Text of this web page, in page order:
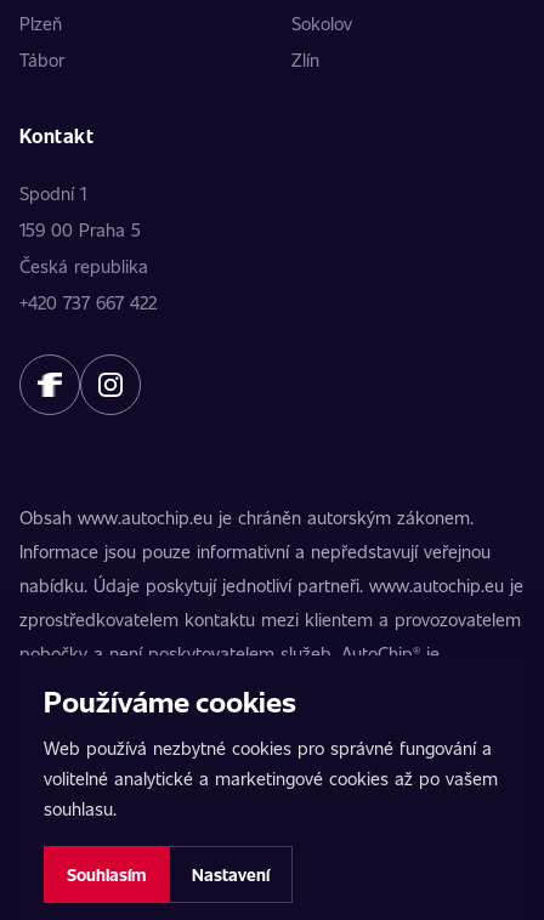
Plzeň
Sokolov
Tábor
Zlín
Kontakt
Spodní 1
159 00 Praha 5
Česká republika
+420 737 667 422
Obsah www.autochip.eu je chráněn autorským zákonem.
Informace jsou pouze informativní a nepředstavují veřejnou
nabídku. Údaje poskytují jednotliví partneři. www.autochip.eu je
zprostředkovatelem kontaktu mezi klientem a provozovatelem
pobočky a není poskytovatelem služeb. AutoChip® je
registrovaná ochranná známka Petra Kučery. Úpravy, které
nezpůsobilosti vozidla k provozu na pozemních komunikacích.
Přesné informace poskytuje vždy konkrétní provozovatel
pobočky.
Nastavení cookies
Používáme cookies
Web používá nezbytné cookies pro správné fungování a
volitelné analytické a marketingové cookies až po vašem
souhlasu.
Souhlasím Nastavení